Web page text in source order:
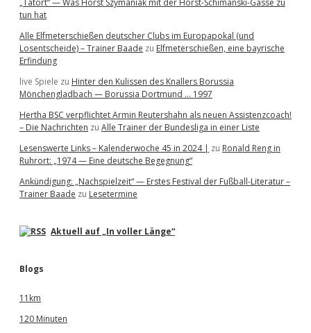
„Tatort“ — Was Horst Szymaniak mit der Horst-Schimanski-Gasse zu
tun hat
Alle Elfmeterschießen deutscher Clubs im Europapokal (und
Losentscheide) – Trainer Baade zu Elfmeterschießen, eine bayrische
Erfindung
live Spiele zu Hinter den Kulissen des Knallers Borussia
Mönchengladbach — Borussia Dortmund … 1997
Hertha BSC verpflichtet Armin Reutershahn als neuen Assistenzcoach!
– Die Nachrichten zu Alle Trainer der Bundesliga in einer Liste
Lesenswerte Links – Kalenderwoche 45 in 2024 | zu Ronald Reng in
Ruhrort: „1974 — Eine deutsche Begegnung“
Ankündigung: „Nachspielzeit“ — Erstes Festival der Fußball-Literatur –
Trainer Baade zu Lesetermine
Aktuell auf „In voller Länge“
Blogs
11km
120 Minuten